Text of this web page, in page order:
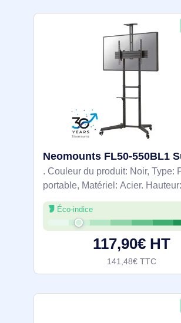
. Couleur du produit: Noir, Type:
portable, Matériel: Acier.
mm, Largeur: 871 mm,
mm. Largeur du colis: 900 mm,
du colis: 385 mm, Hauteur du
Éco-indice
117,90€ HT
141,48€ TTC